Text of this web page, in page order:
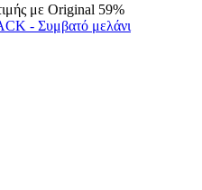
με Original 59%
- Συμβατό μελάνι